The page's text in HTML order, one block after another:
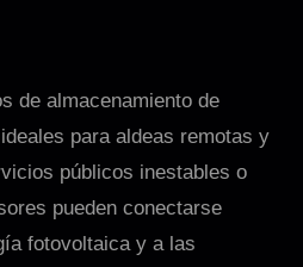
de almacenamiento de
para aldeas remotas y
públicos inestables o
pueden conectarse
fotovoltaica y a las